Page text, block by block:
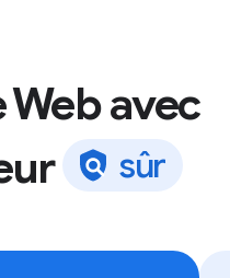
Web avec
sûr